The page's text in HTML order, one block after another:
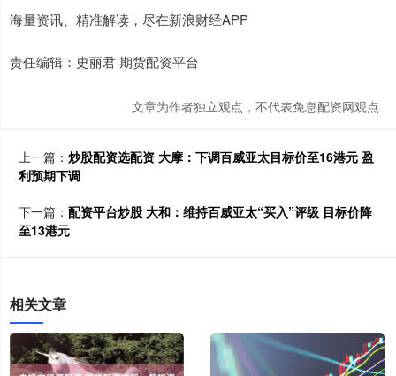
海量资讯、精准解读，尽在新浪财经APP
责任编辑：史丽君 期货配资平台
文章为作者独立观点，不代表免息配资网观点
上一篇： 炒股配资选配资 大摩：下调百威亚太目标价至16港元 盈
利预期下调
下一篇： 配资平台炒股 大和：维持百威亚太“买入”评级 目标价降
至13港元
相关文章